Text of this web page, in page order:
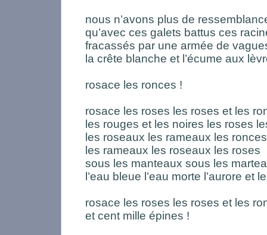
nous n’avons plus de
qu’avec ces galets battus ces
fracassés par une armée de
la crête blanche et l’écume aux
rosace les ronces !
rosace les roses les roses et les
les rouges et les noires les roses
les roseaux les rameaux les ronces
les rameaux les roseaux les roses
sous les manteaux sous les
l’eau bleue l’eau morte l’aurore et
rosace les roses les roses et les
et cent mille épines !